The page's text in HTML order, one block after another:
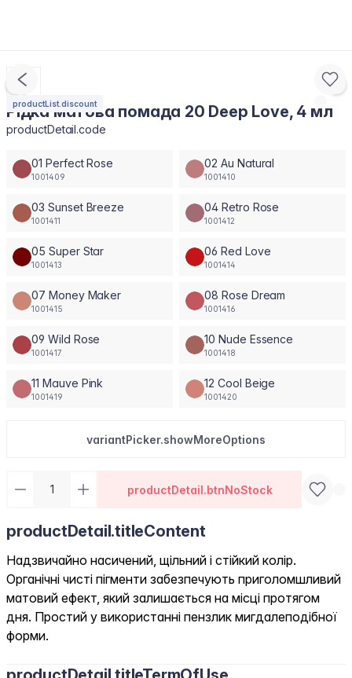
productList.discount
Рідка матова помада 20 Deep Love, 4 мл
productDetail.code
01 Perfect Rose
1001409
02 Au Natural
1001410
03 Sunset Breeze
1001411
04 Retro Rose
1001412
05 Super Star
1001413
06 Red Love
1001414
07 Money Maker
1001415
08 Rose Dream
1001416
09 Wild Rose
1001417
10 Nude Essence
1001418
11 Mauve Pink
1001419
12 Cool Beige
1001420
variantPicker.showMoreOptions
productDetail.btnNoStock
productDetail.titleContent
Надзвичайно насичений, щільний і стійкий колір.
Органічні чисті пігменти забезпечують приголомшливий
матовий ефект, який залишається на місці протягом
дня. Простий у використанні пензлик мигдалеподібної
форми.